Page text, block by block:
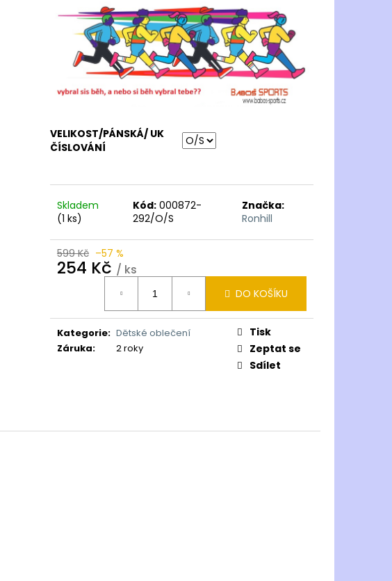
VELIKOST/PÁNSKÁ/ UK
ČÍSLOVÁNÍ
Skladem
(1 ks)
Kód: 000872-
292/O/S
Značka:
Ronhill
599 Kč –57 %
254 Kč / ks
DO KOŠÍKU
Kategorie: Dětské oblečení
Záruka: 2 roky
Tisk
Zeptat se
Sdílet